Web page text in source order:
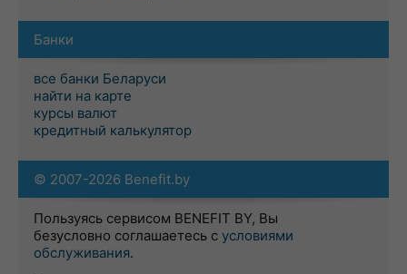
Банки
все банки Беларуси
найти на карте
курсы валют
кредитный калькулятор
© 2007-2026 Benefit.by
Пользуясь сервисом BENEFIT BY, Вы
безусловно соглашаетесь с условиями
обслуживания.